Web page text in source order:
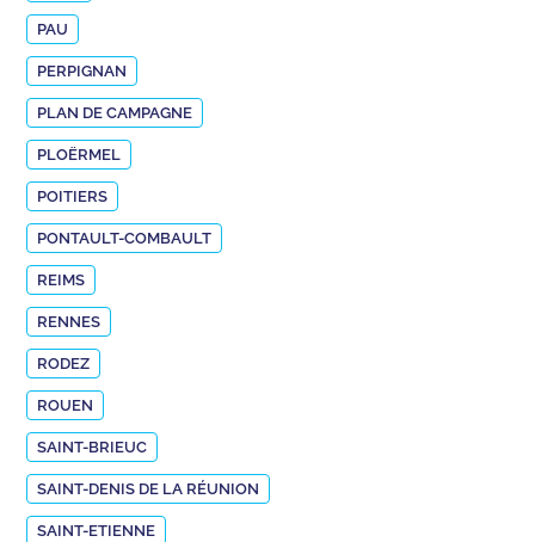
PAU
PERPIGNAN
PLAN DE CAMPAGNE
PLOËRMEL
POITIERS
PONTAULT-COMBAULT
REIMS
RENNES
RODEZ
ROUEN
SAINT-BRIEUC
SAINT-DENIS DE LA RÉUNION
SAINT-ETIENNE